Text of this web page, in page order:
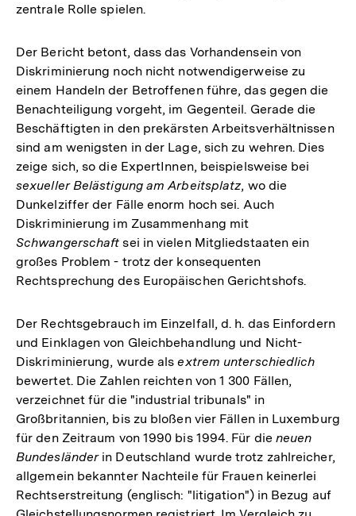
zentrale Rolle spielen.
Der Bericht betont, dass das Vorhandensein von
Diskriminierung noch nicht notwendigerweise zu
einem Handeln der Betroffenen führe, das gegen die
Benachteiligung vorgeht, im Gegenteil. Gerade die
Beschäftigten in den prekärsten Arbeitsverhältnissen
sind am wenigsten in der Lage, sich zu wehren. Dies
zeige sich, so die ExpertInnen, beispielsweise bei
sexueller Belästigung am Arbeitsplatz, wo die
Dunkelziffer der Fälle enorm hoch sei. Auch
Diskriminierung im Zusammenhang mit
Schwangerschaft sei in vielen Mitgliedstaaten ein
großes Problem - trotz der konsequenten
Rechtsprechung des Europäischen Gerichtshofs.
Der Rechtsgebrauch im Einzelfall, d. h. das Einfordern
und Einklagen von Gleichbehandlung und Nicht-
Diskriminierung, wurde alsextrem unterschiedlich
bewertet. Die Zahlen reichten von 1 300 Fällen,
verzeichnet für die "industrial tribunals" in
Großbritannien, bis zu bloßen vier Fällen in Luxemburg
für den Zeitraum von 1990 bis 1994. Für die neuen
Bundesländerin Deutschland wurde trotz zahlreicher,
allgemein bekannter Nachteile für Frauen keinerlei
Rechtserstreitung (englisch: "litigation") in Bezug auf